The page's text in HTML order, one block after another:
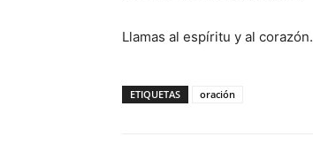
Llamas al espíritu y al corazón.
ETIQUETAS oración